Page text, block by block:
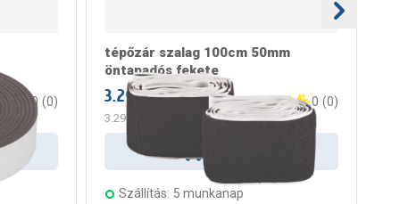
0 (0)
tépőzár szalag 100cm 50mm
öntapadós fekete
3.299 Ft / darab
3.299 Ft
0 (0)
Szállítás: 5 munkanap